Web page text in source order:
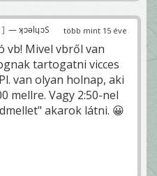
több mint 15 éve
— ʞɔǝlɥɔS
vb! Mivel vbről van
tartogatni vicces
van olyan holnap, aki
mellre. Vagy 2:50-nel
akarok látni. 😀